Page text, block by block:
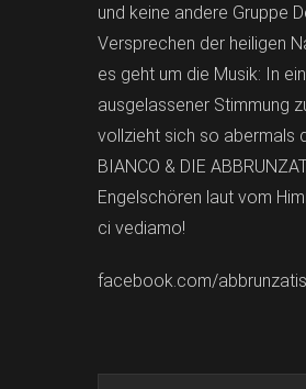
und keine andere Gruppe
Versprechen der heiligen
es geht um die Musik: In
ausgelassener Stimmung
vollzieht sich so abermals
BIANCO & DIE
Engelschören laut vom
ci vediamo!
facebook.com/